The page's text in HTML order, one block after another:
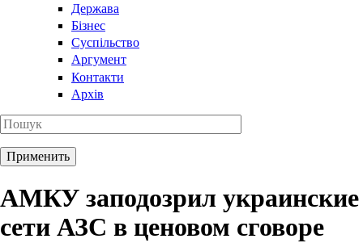
Держава
Бізнес
Суспільство
Аргумент
Контакти
Архів
АМКУ заподозрил украинские
сети АЗС в ценовом сговоре